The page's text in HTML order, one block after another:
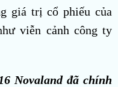
giá trị cổ phiếu của
viễn cảnh công ty
Novaland đã chính